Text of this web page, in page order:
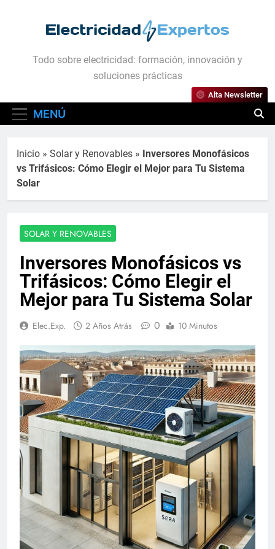
Electricidad Expertos
Todo sobre electricidad: formación, innovación y
soluciones prácticas
MENÚ
Alta Newsletter
Inicio » Solar y Renovables » Inversores Monofásicos
vs Trifásicos: Cómo Elegir el Mejor para Tu Sistema
Solar
SOLAR Y RENOVABLES
Inversores Monofásicos vs
Trifásicos: Cómo Elegir el
Mejor para Tu Sistema Solar
Elec.Exp. 2 Años Atrás 0 10 Minutos